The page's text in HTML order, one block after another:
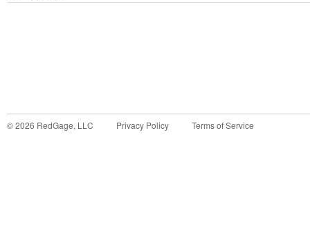
©2026 RedGage, LLC Privacy Policy Terms of Service